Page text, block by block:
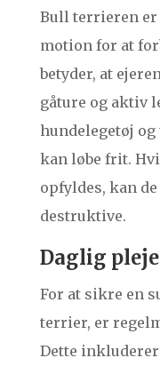
Bull terrieren
motion for at
betyder, at
gåture og aktiv
hundelegetøj
kan løbe frit.
opfyldes, kan
destruktive.
Daglig
For at sikre en
terrier, er
Dette